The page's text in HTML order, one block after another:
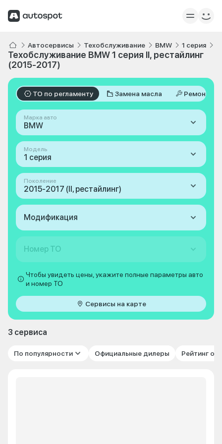
Автосервисы Техобслуживание BMW 1 серия
Техобслуживание BMW 1 серия II, рестайлинг
(2015-2017)
ТО по регламенту Замена масла Ремонт
Марка авто
BMW
Модель
1 серия
Поколение
2015-2017 (II, рестайлинг)
Модификация
Номер ТО
Чтобы увидеть цены, укажите полные параметры авто
и номер ТО
Сервисы на карте
3 сервиса
По популярности Официальные дилеры Рейтинг